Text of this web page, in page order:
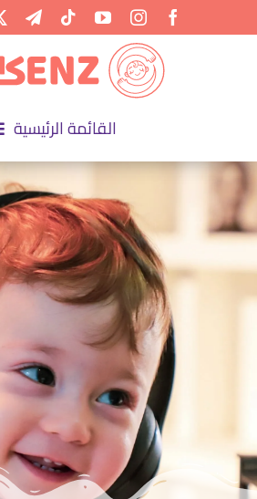
القائمة الرئيسية
الأكاديمية
الأنشطة
المناسبات
المقالات
حول علمتني كنز
احجزي استشارة